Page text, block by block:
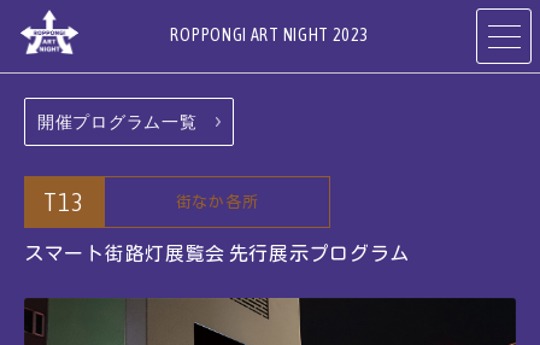
ROPPONGI ART NIGHT 2023
開催概要
プログラム アーティスト
開催プログラム一覧
T13 街なか各所
スマート街路灯展覧会 先行展示プログラム